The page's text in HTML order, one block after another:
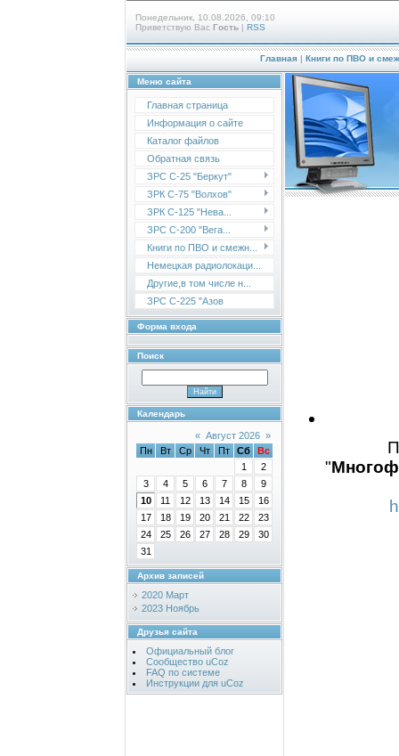
Понедельник, 10.08.2026, 09:10
Приветствую Вас Гость | RSS
Главная | Книги по ПВО и
Меню сайта
Главная страница
Информация о сайте
Каталог файлов
Обратная связь
ЗРС С-25 "Беркут"
ЗРК С-75 "Волхов"
ЗРК С-125 "Нева...
ЗРС С-200 "Вега...
Книги по ПВО и смежн...
Немецкая радиолокаци...
Другие,в том числе н...
ЗРС С-225 "Азов
Форма входа
Поиск
Календарь
« Август 2026 »
Пн
Вт Ср Чт Пт Сб
Вс
1
2
3
4 5 6 7 8
9
10
11 12 13 14 15
16
17
18 19 20 21 22
23
24
25 26 27 28 29
30
31
Архив записей
2020 Март
2023 Ноябрь
Друзья сайта
Официальный блог
Сообщество uCoz
FAQ по системе
Инструкции для uCoz
"